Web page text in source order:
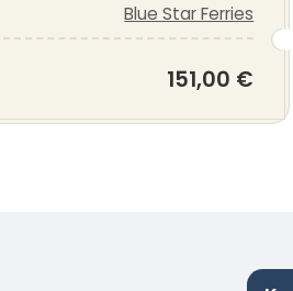
Blue Star Ferries
151,00 €